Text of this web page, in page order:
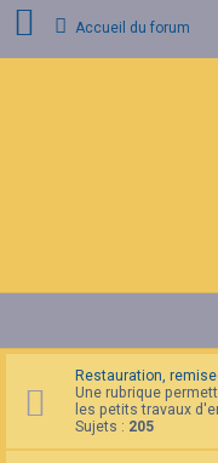
s
Accueil du forum
Restauration,
Une rubrique
les petits travaux
Sujets : 205